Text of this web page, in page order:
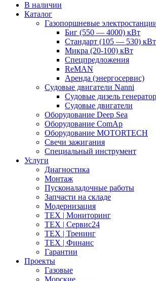
В наличии
Каталог
Газопоршневые
Биг (550 — 4000) кВт
Стандарт (105 — 530) кВт
Микра (20-100) кВт
Спецпредложения
ReMAN
Аренда (энергосервис)
Судовые двигатели Nanni
Судовые дизель
Судовые двигатели
Оборудование Deep Sea
Оборудование ComAp
Оборудование MOTORTECH
Свечи зажигания
Специальный инструмент
Услуги
Диагностика
Монтаж
Пусконаладочные работы
Запчасти на складе
Модернизация
ТЕХ | Мониторинг
ТЕХ | Сервис24
ТЕХ | Тренинг
ТЕХ | Финанс
Гарантии
Проекты
Газовые
Морские